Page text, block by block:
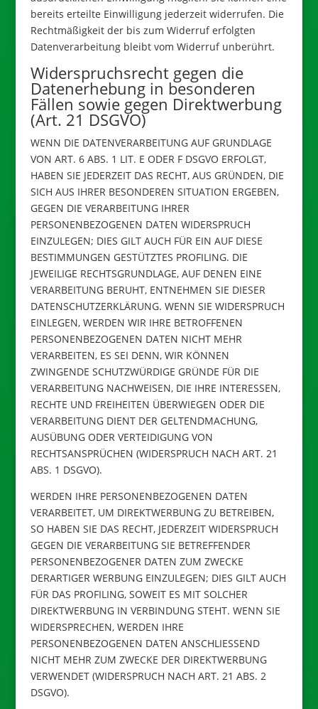
bereits erteilte Einwilligung jederzeit widerrufen. Die
Rechtmäßigkeit der bis zum Widerruf erfolgten
Datenverarbeitung bleibt vom Widerruf unberührt.
Widerspruchsrecht gegen die
Datenerhebung in besonderen
Fällen sowie gegen Direktwerbung
(Art. 21 DSGVO)
WENN DIE DATENVERARBEITUNG AUF GRUNDLAGE
VON ART. 6 ABS. 1 LIT. E ODER F DSGVO ERFOLGT,
HABEN SIE JEDERZEIT DAS RECHT, AUS GRÜNDEN, DIE
SICH AUS IHRER BESONDEREN SITUATION ERGEBEN,
GEGEN DIE VERARBEITUNG IHRER
PERSONENBEZOGENEN DATEN WIDERSPRUCH
EINZULEGEN; DIES GILT AUCH FÜR EIN AUF DIESE
BESTIMMUNGEN GESTÜTZTES PROFILING. DIE
JEWEILIGE RECHTSGRUNDLAGE, AUF DENEN EINE
VERARBEITUNG BERUHT, ENTNEHMEN SIE DIESER
DATENSCHUTZERKLÄRUNG. WENN SIE WIDERSPRUCH
EINLEGEN, WERDEN WIR IHRE BETROFFENEN
PERSONENBEZOGENEN DATEN NICHT MEHR
VERARBEITEN, ES SEI DENN, WIR KÖNNEN
ZWINGENDE SCHUTZWÜRDIGE GRÜNDE FÜR DIE
VERARBEITUNG NACHWEISEN, DIE IHRE INTERESSEN,
RECHTE UND FREIHEITEN ÜBERWIEGEN ODER DIE
VERARBEITUNG DIENT DER GELTENDMACHUNG,
AUSÜBUNG ODER VERTEIDIGUNG VON
RECHTSANSPRÜCHEN (WIDERSPRUCH NACH ART. 21
ABS. 1 DSGVO).
WERDEN IHRE PERSONENBEZOGENEN DATEN
VERARBEITET, UM DIREKTWERBUNG ZU BETREIBEN,
SO HABEN SIE DAS RECHT, JEDERZEIT WIDERSPRUCH
GEGEN DIE VERARBEITUNG SIE BETREFFENDER
PERSONENBEZOGENER DATEN ZUM ZWECKE
DERARTIGER WERBUNG EINZULEGEN; DIES GILT AUCH
FÜR DAS PROFILING, SOWEIT ES MIT SOLCHER
DIREKTWERBUNG IN VERBINDUNG STEHT. WENN SIE
WIDERSPRECHEN, WERDEN IHRE
PERSONENBEZOGENEN DATEN ANSCHLIESSEND
NICHT MEHR ZUM ZWECKE DER DIREKTWERBUNG
VERWENDET (WIDERSPRUCH NACH ART. 21 ABS. 2
DSGVO).